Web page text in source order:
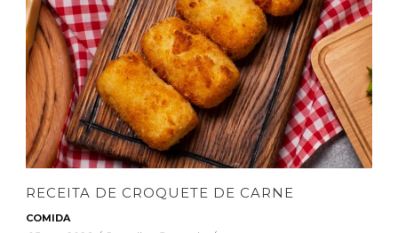
RECEITA DE CROQUETE DE CARNE
COMIDA